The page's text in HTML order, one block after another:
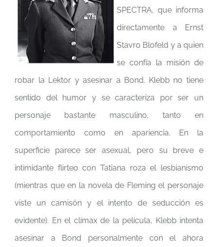
SPECTRA, que informa
directamente a Ernst
Stavro Blofeld y a quien
se confía la misión de
robar la Lektor y asesinar a Bond. Klebb no tiene
sentido del humor y se caracteriza por ser un
personaje bastante masculino, tanto en
comportamiento como en apariencia. En la
superficie parece ser asexual, pero su breve e
intimidante flirteo con Tatiana roza el lesbianismo
(mientras que en la novela de Fleming el personaje
viste un camisón y el intento de seducción es
evidente). En el clímax de la película, Klebb intenta
asesinar a Bond personalmente con el ahora